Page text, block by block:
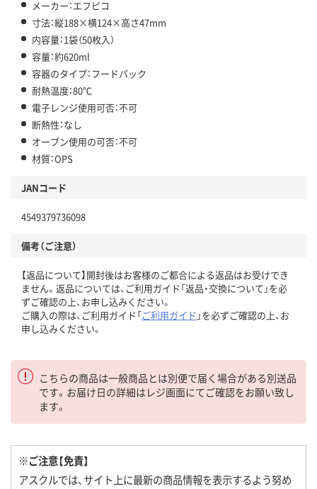
メーカー：エフピコ
寸法：縦188×横124×高さ47mm
内容量：1袋（50枚入）
容量：約620ml
容器のタイプ：フードパック
耐熱温度：80℃
電子レンジ使用可否：不可
断熱性：なし
オーブン使用の可否：不可
材質：OPS
JANコード
4549379736098
備考（ご注意）
【返品について】開封後はお客様のご都合による返品はお受けでき
ません。返品については、ご利用ガイド「返品・交換について」を必
ずご確認の上、お申し込みください。
ご購入の際は、ご利用ガイド「ご利用ガイド 」を必ずご確認の上、お
申し込みください。
こちらの商品は一般商品とは別便で届く場合がある別送品
です。お届け日の詳細はレジ画面にてご確認をお願い致し
ます。
※ご注意【免責】
アスクルでは、サイト上に最新の商品情報を表示するよう努め